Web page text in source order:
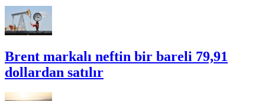
Brent markalı neftin bir bareli 79,91
dollardan satılır